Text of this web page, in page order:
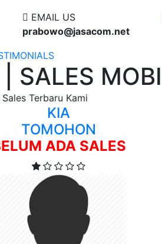
EMAIL US
prabowo@jasacom.net
SALES
Terbaru Kami
KIA
TOMOHON
ADA SALES